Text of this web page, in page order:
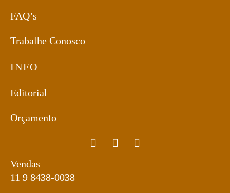
FAQ’s
Trabalhe Conosco
INFO
Editorial
Orçamento
Vendas
11 9 8438-0038